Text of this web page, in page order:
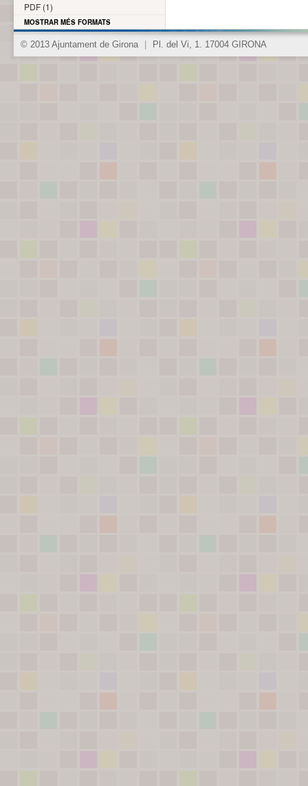
PDF (1)
MOSTRAR MÉS FORMATS
© 2013 Ajuntament de Girona Pl. del Vi, 1. 17004 GIRONA